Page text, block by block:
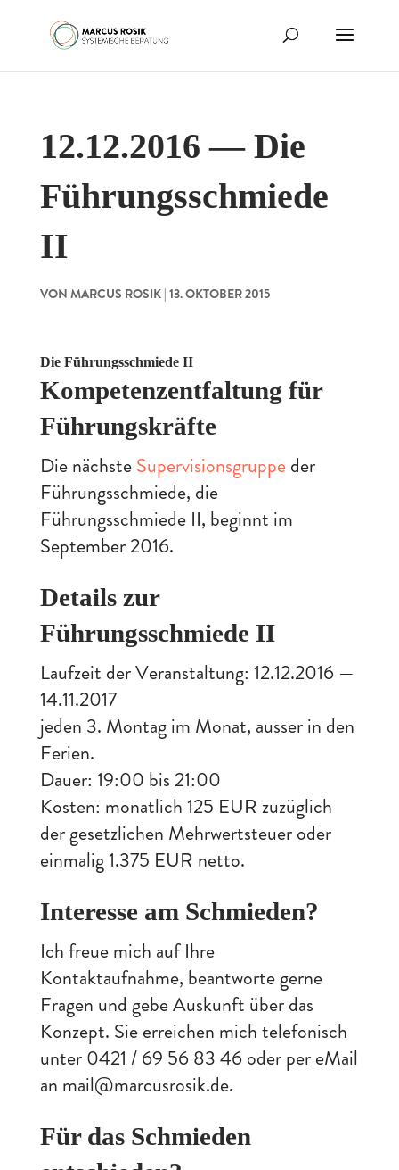
12.12.2016 — Die
Führungsschmiede
II
VON MARCUS ROSIK| 13. OKTOBER 2015
Die Führungsschmiede II
Kompetenzentfaltung für
Führungskräfte
Die nächsteSupervisionsgruppeder
Führungsschmiede, die
Führungsschmiede II, beginnt im
September 2016.
Details zur
Führungsschmiede II
Laufzeit der Veranstaltung: 12.12.2016 —
14.11.2017
jeden 3. Montag im Monat, ausser in den
Ferien.
Dauer: 19:00 bis 21:00
Kosten: monatlich 125 EUR zuzüglich
der gesetzlichen Mehrwertsteuer oder
einmalig 1.375 EUR netto.
Interesse am Schmieden?
Ich freue mich auf Ihre
Kontaktaufnahme, beantworte gerne
Fragen und gebe Auskunft über das
Konzept. Sie erreichen mich telefonisch
unter 0421 / 69 56 83 46 oder per eMail
an mail@marcusrosik.de.
Für das Schmieden